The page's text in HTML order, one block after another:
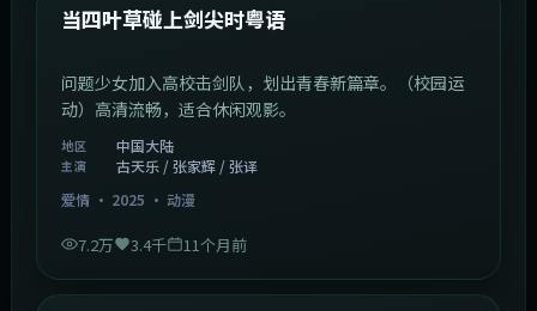
最新
当四叶草碰上剑尖时粤语
问题少女加入高校击剑队，划出青春新篇章。（校园运
动）高清流畅，适合休闲观影。
地区 中国大陆
主演
古天乐 / 张家辉 / 张译
爱情· 2025 · 动漫
7.2万 3.4千 11个月前